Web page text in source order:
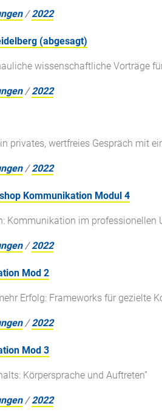
/2022
(abgesagt)
wissenschaftliche Vorträge
/2022
privates, wertfreies Gespräch mit
/2022
Kommunikation Modul 4
Kommunikation im professionellen
/2022
Mod 2
Erfolg: Frameworks für gezielte
/2022
Mod 3
Körpersprache und Auftreten”
/2022